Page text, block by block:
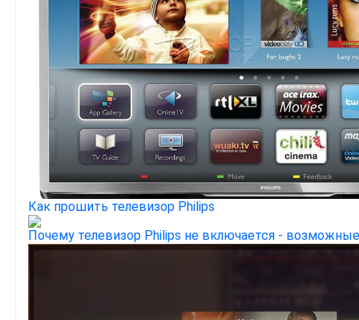
Как прошить телевизор Philips
Почему телевизор Philips не включается -